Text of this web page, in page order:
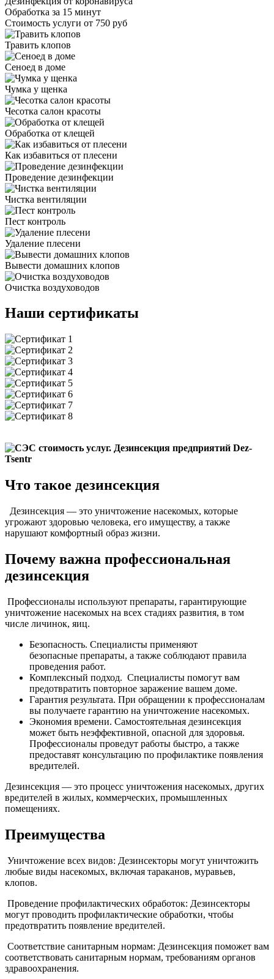
Обработка за 15 минут
Стоимость услуги от 750 руб
Травить клопов
Сеноед в доме
Чумка у щенка
Чесотка салон красоты
Обработка от клещей
Как избавиться от плесени
Проведение дезинфекции
Чистка вентиляции
Пест контроль
Удаление плесени
Вывести домашних клопов
Очистка воздуховодов
Наши сертификаты
Что такое дезинсекция
Дезинсекция — это уничтожение насекомых, которые
угрожают здоровью человека, его имуществу, а также
нарушают комфортный образ жизни.
Почему важна профессиональная
дезинсекция
Профессионалы используют препараты, гарантирующие
уничтожение насекомых на всех стадиях развития, в том
числе личинок, яиц.
Безопасность. Специалисты применяют
безопасные препараты, а также соблюдают правила
проведения работ.
Комплексный подход. Специалисты помогут вам
предотвратить повторное заражение вашем доме.
Гарантия результата. При обращении к профессионалам
вы получаете гарантию на уничтожение насекомых.
Экономия времени. Самостоятельная дезинсекция
может быть неэффективной, опасной для здоровья.
Профессионалы проведут работы быстро, а также
предоставят консультацию по профилактике появления
вредителей.
Дезинсекция — это процесс уничтожения насекомых, других
вредителей в жилых, коммерческих, промышленных
помещениях.
Преимущества
Уничтожение всех видов: Дезинсекторы могут уничтожить
любые виды насекомых, включая тараканов, муравьев,
клопов.
Проведение профилактических обработок: Дезинсекторы
могут проводить профилактические обработки, чтобы
предотвратить появление вредителей.
Соответствие санитарным нормам: Дезинсекция поможет вам
соответствовать санитарным нормам, требованиям органов
здравоохранения.